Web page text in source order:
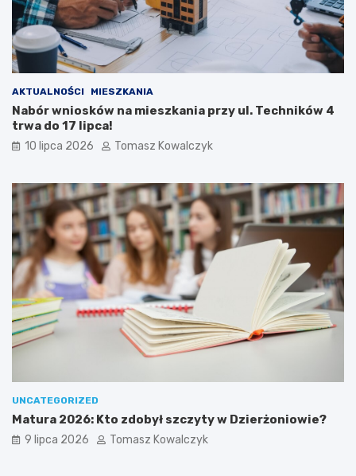
AKTUALNOŚCI MIESZKANIA
Nabór wniosków na mieszkania przy ul. Techników 4
trwa do 17 lipca!
10 lipca 2026 Tomasz Kowalczyk
UNCATEGORIZED
Matura 2026: Kto zdobył szczyty w Dzierżoniowie?
9 lipca 2026 Tomasz Kowalczyk